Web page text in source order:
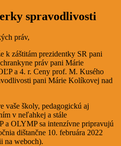
spravodlivosti
práv,
k záštitám prezidentky SR pani
práv pani Márie
a 4. r. Ceny prof. M. Kusého
pani Márie Kolíkovej nad
vaše školy, pedagogickú aj
v neľahkej a stále
a OLYMP sa intenzívne pripravujú
dištančne 10. februára 2022
na weboch).